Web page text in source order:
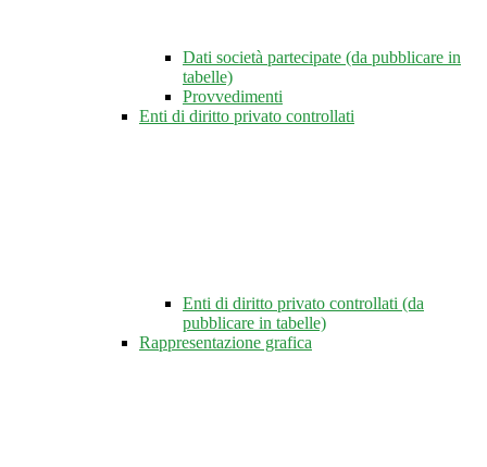
Dati società partecipate (da pubblicare in
tabelle)
Provvedimenti
Enti di diritto privato controllati
Enti di diritto privato controllati (da
pubblicare in tabelle)
Rappresentazione grafica